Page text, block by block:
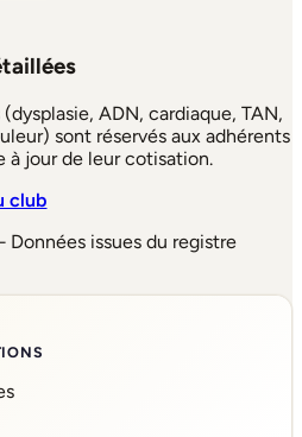
ADN, cardiaque, TAN,
sont réservés aux adhérents
à jour de leur cotisation.
club
issues du registre